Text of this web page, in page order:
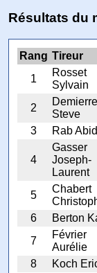
Résultats du
Rang Tireur
1
Rosset
Sylvain
2
Demierre
Steve
3
Rab
4
Gasser
Joseph-
Laurent
5
Chabert
6
Berton
7
Février
Aurélie
8
Koch